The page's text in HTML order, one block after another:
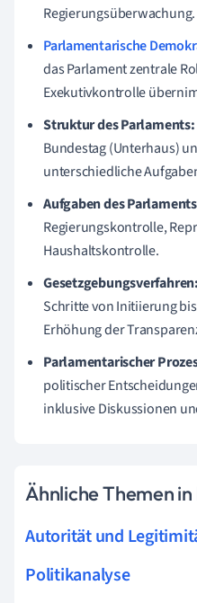
Regierungsüberwachung.
Parlamentarische
das Parlament zentrale
Exekutivkontrolle
Struktur des Parlaments:
Bundestag (Unterhaus)
unterschiedliche
Aufgaben des
Regierungskontrolle,
Haushaltskontrolle.
Gesetzgebungsverfahren:
Schritte von Initiierung
Erhöhung der
Parlamentarischer
politischer
inklusive Diskussionen
Ähnliche Themen in
Autorität und
Politikanalyse